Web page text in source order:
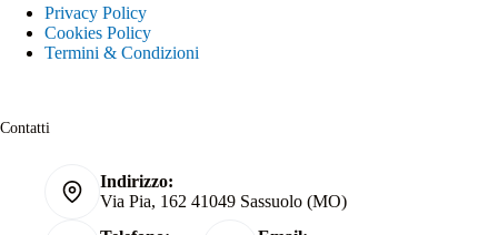
Privacy Policy
Cookies Policy
Termini & Condizioni
Contatti
Indirizzo:
Via Pia, 162 41049 Sassuolo (MO)